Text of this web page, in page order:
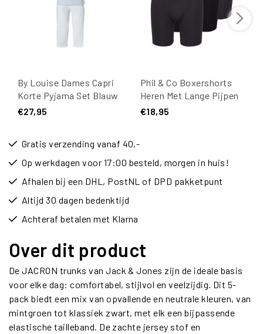
By Louise Dames Capri
Korte Pyjama Set Blauw
/ Wit
€27,95
Phil & Co Boxershorts
Heren Met Lange Pijpen
Boxer Briefs 3-Pack
€18,95
Gratis verzending vanaf 40,-
Op werkdagen voor 17:00 besteld, morgen in huis!
Afhalen bij een DHL, PostNL of DPD pakketpunt
Altijd 30 dagen bedenktijd
Achteraf betalen met Klarna
Over dit product
De JACRON trunks van Jack & Jones zijn de ideale basis
voor elke dag: comfortabel, stijlvol en veelzijdig. Dit 5-
pack biedt een mix van opvallende en neutrale kleuren, van
mintgroen tot klassiek zwart, met elk een bijpassende
elastische tailleband. De zachte jersey stof en